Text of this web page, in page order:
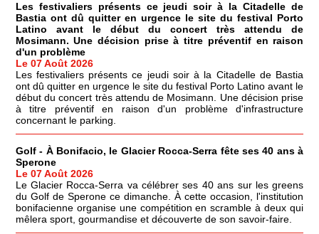
Les festivaliers présents ce jeudi soir à la Citadelle de
Bastia ont dû quitter en urgence le site du festival Porto
Latino avant le début du concert très attendu de
Mosimann. Une décision prise à titre préventif en raison
d'un problème
Le 07 Août 2026
Les festivaliers présents ce jeudi soir à la Citadelle de Bastia
ont dû quitter en urgence le site du festival Porto Latino avant le
début du concert très attendu de Mosimann. Une décision prise
à titre préventif en raison d'un problème d'infrastructure
concernant le parking.
Golf - À Bonifacio, le Glacier Rocca-Serra fête ses 40 ans à
Sperone
Le 07 Août 2026
Le Glacier Rocca-Serra va célébrer ses 40 ans sur les greens
du Golf de Sperone ce dimanche. À cette occasion, l'institution
bonifacienne organise une compétition en scramble à deux qui
mêlera sport, gourmandise et découverte de son savoir-faire.